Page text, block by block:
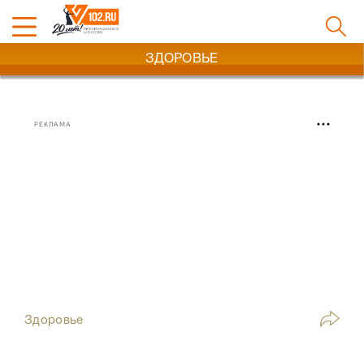
ЗДОРОВЬЕ
РЕКЛАМА
Здоровье